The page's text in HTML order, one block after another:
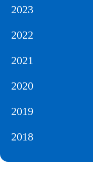
2023
2022
2021
2020
2019
2018